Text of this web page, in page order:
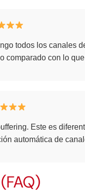
todos los canales
comparado con lo
Este es
automática de